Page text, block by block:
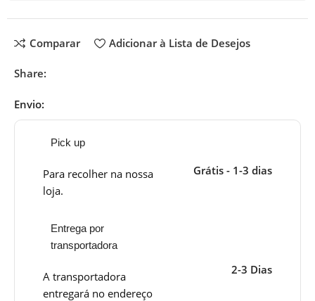
Comparar Adicionar à Lista de Desejos
Share:
Envio:
Pick up
Para recolher na nossa
loja.
Grátis - 1-3 dias
Entrega por
transportadora
A transportadora
entregará no endereço
2-3 Dias